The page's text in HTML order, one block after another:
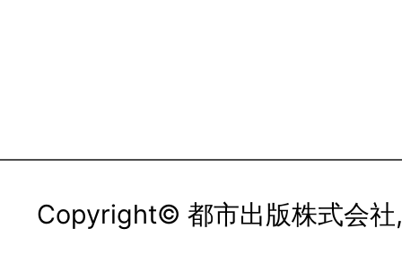
Copyright© 都市出版株式会